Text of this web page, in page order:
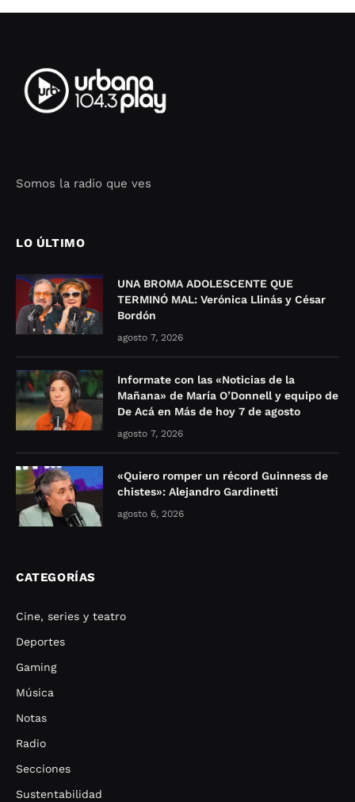
Somos la radio que ves
LO ÚLTIMO
UNA BROMA ADOLESCENTE QUE
TERMINÓ MAL: Verónica Llinás y César
Bordón
agosto 7, 2026
Informate con las «Noticias de la
Mañana» de María O’Donnell y equipo de
De Acá en Más de hoy 7 de agosto
agosto 7, 2026
«Quiero romper un récord Guinness de
chistes»: Alejandro Gardinetti
agosto 6, 2026
CATEGORÍAS
Cine, series y teatro
Deportes
Gaming
Música
Notas
Radio
Secciones
Sustentabilidad